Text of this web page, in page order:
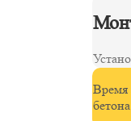
Время